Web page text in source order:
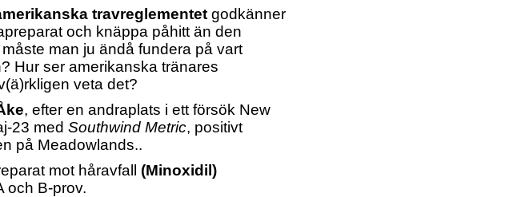
travreglementet godkänner
och knäppa påhitt än den
man ju ändå fundera på vart
Hur ser amerikanska tränares
veta det?
, efter en andraplats i ett försök New
23 med Southwind Metric, positivt
på Meadowlands..
mot håravfall (Minoxidil)
och B-prov.